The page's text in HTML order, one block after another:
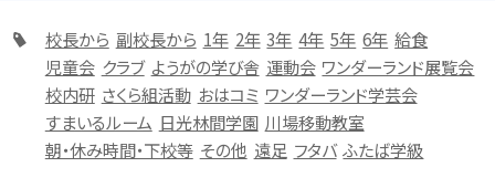
校長から 副校長から 1年 2年 3年 4年 5年 6年 給食
児童会 クラブ ようがの学び舎 運動会 ワンダーランド展覧会
校内研 さくら組活動 おはコミ ワンダーランド学芸会
すまいるルーム 日光林間学園 川場移動教室
朝・休み時間・下校等 その他 遠足 フタバ ふたば学級